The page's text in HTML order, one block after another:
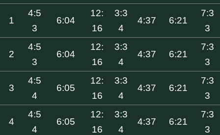
1
4:5
3
6:04
12:
16
3:3
4
4:37 6:21
7:3
3
2
4:5
3
6:04
12:
16
3:3
4
4:37 6:21
7:3
3
3
4:5
4
6:05
12:
16
3:3
4
4:37 6:21
7:3
3
4
4:5
4
6:05
12:
16
3:3
4
4:37 6:21
7:3
3